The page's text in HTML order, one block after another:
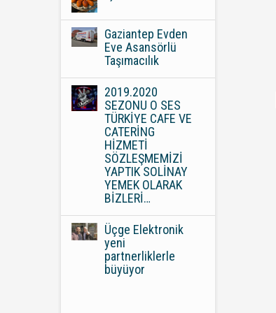
Gaziantep Evden
Eve Asansörlü
Taşımacılık
2019.2020
SEZONU O SES
TÜRKİYE CAFE VE
CATERİNG
HİZMETİ
SÖZLEŞMEMİZİ
YAPTIK SOLİNAY
YEMEK OLARAK
BİZLERİ…
Üçge Elektronik
yeni
partnerliklerle
büyüyor